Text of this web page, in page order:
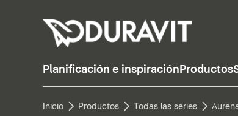
Planificación e inspiración Productos
Inicio Productos Todas las series